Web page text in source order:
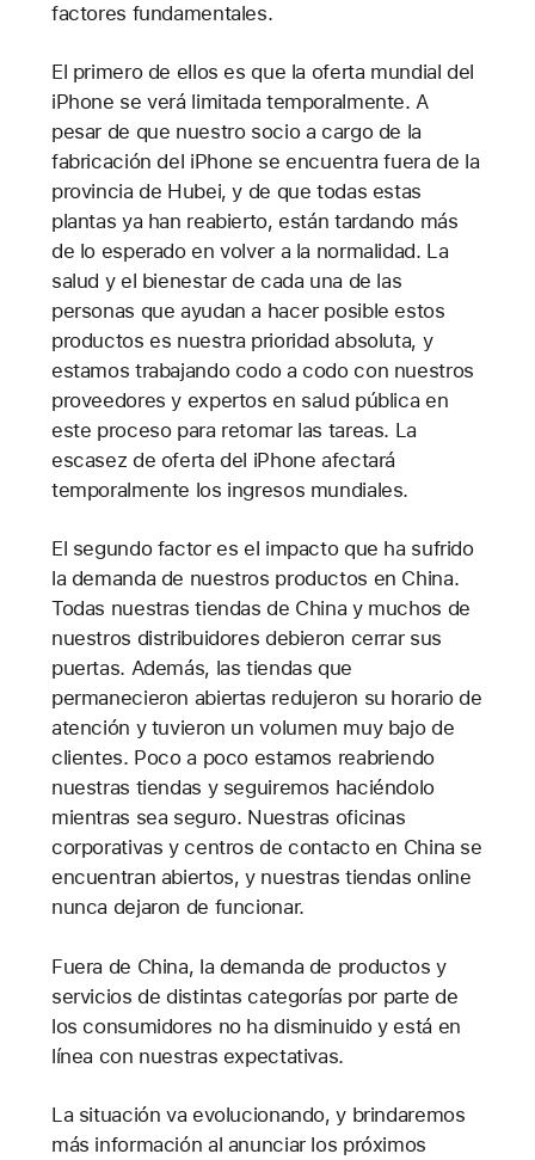
factores fundamentales.
El primero de ellos es que la oferta mundial del
iPhone se verá limitada temporalmente. A
pesar de que nuestro socio a cargo de la
fabricación del iPhone se encuentra fuera de la
provincia de Hubei, y de que todas estas
plantas ya han reabierto, están tardando más
de lo esperado en volver a la normalidad. La
salud y el bienestar de cada una de las
personas que ayudan a hacer posible estos
productos es nuestra prioridad absoluta, y
estamos trabajando codo a codo con nuestros
proveedores y expertos en salud pública en
este proceso para retomar las tareas. La
escasez de oferta del iPhone afectará
temporalmente los ingresos mundiales.
El segundo factor es el impacto que ha sufrido
la demanda de nuestros productos en China.
Todas nuestras tiendas de China y muchos de
nuestros distribuidores debieron cerrar sus
puertas. Además, las tiendas que
permanecieron abiertas redujeron su horario de
atención y tuvieron un volumen muy bajo de
clientes. Poco a poco estamos reabriendo
nuestras tiendas y seguiremos haciéndolo
mientras sea seguro. Nuestras oficinas
corporativas y centros de contacto en China se
encuentran abiertos, y nuestras tiendas online
nunca dejaron de funcionar.
Fuera de China, la demanda de productos y
servicios de distintas categorías por parte de
los consumidores no ha disminuido y está en
línea con nuestras expectativas.
La situación va evolucionando, y brindaremos
más información al anunciar los próximos